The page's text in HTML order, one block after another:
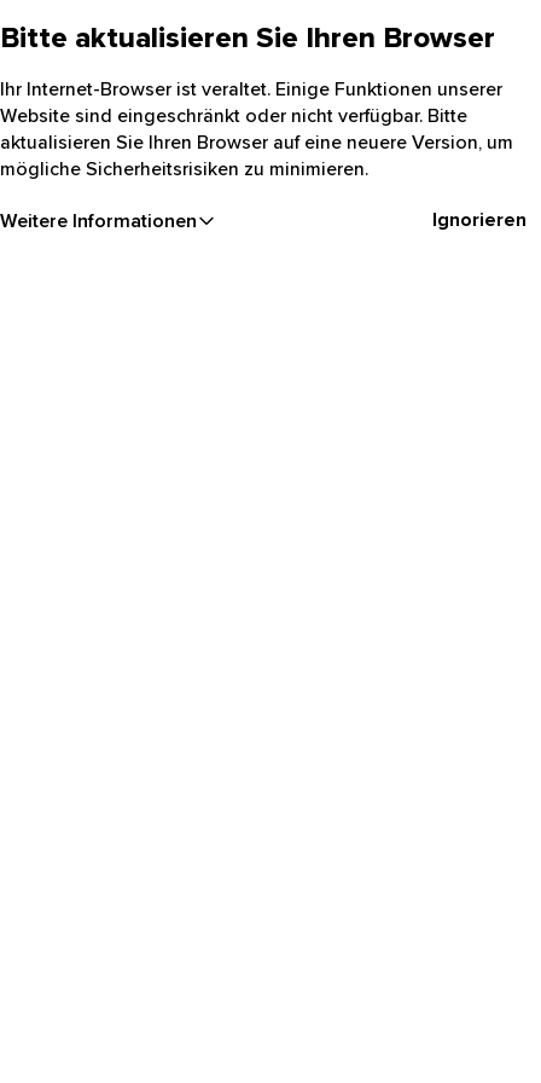
Bitte aktualisieren Sie Ihren Browser
Ihr Internet-Browser ist veraltet. Einige Funktionen unserer
Website sind eingeschränkt oder nicht verfügbar. Bitte
aktualisieren Sie Ihren Browser auf eine neuere Version, um
mögliche Sicherheitsrisiken zu minimieren.
Weitere Informationen Ignorieren